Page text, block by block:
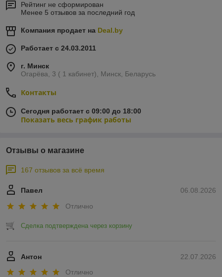
Рейтинг не сформирован
Менее 5 отзывов за последний год
Компания продает на Deal.by
Работает с 24.03.2011
г. Минск
Огарёва, 3 ( 1 кабинет), Минск, Беларусь
Контакты
Сегодня работает с 09:00 до 18:00
Показать весь график работы
Отзывы о магазине
167 отзывов за всё время
06.08.2026
Павел
Отлично
Сделка подтверждена через корзину
22.07.2026
Антон
Отлично